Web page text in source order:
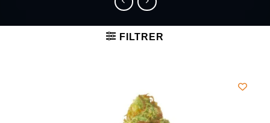
FILTRER